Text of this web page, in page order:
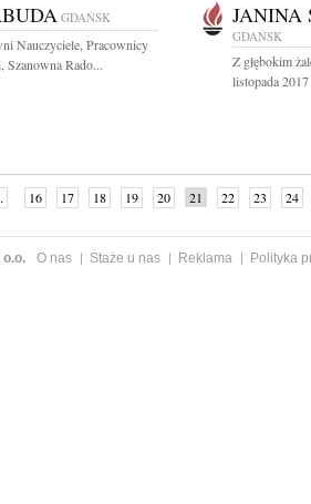
GDAŃSK
Nauczyciele, Pracownicy
Szanowna Rado...
JANINA
GDAŃSK
Z głębokim
listopada
16 17 18 19 20 21 22 23
24
O nas Staże u nas Reklama
Polityka